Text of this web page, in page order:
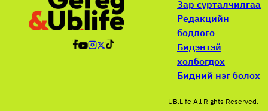
Зар сурталчилгаа
Редакцийн
бодлого
Бидэнтэй
холбогдох
Бидний нэг болох
UB.Life All Rights Reserved.